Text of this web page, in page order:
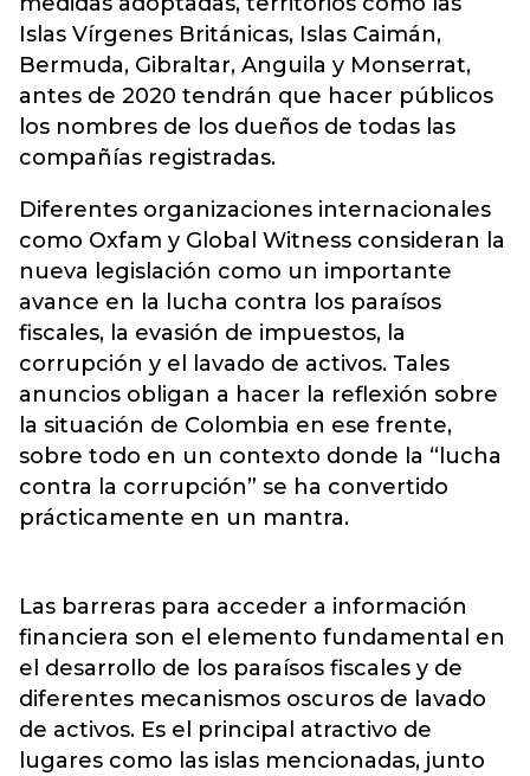
Islas Vírgenes Británicas, Islas Caimán,
Bermuda, Gibraltar, Anguila y Monserrat,
antes de 2020 tendrán que hacer públicos
los nombres de los dueños de todas las
compañías registradas.
Diferentes organizaciones internacionales
como Oxfam y Global Witness consideran la
nueva legislación como un importante
avance en la lucha contra los paraísos
fiscales, la evasión de impuestos, la
corrupción y el lavado de activos. Tales
anuncios obligan a hacer la reflexión sobre
la situación de Colombia en ese frente,
sobre todo en un contexto donde la “lucha
contra la corrupción” se ha convertido
prácticamente en un mantra.
Las barreras para acceder a información
financiera son el elemento fundamental en
el desarrollo de los paraísos fiscales y de
diferentes mecanismos oscuros de lavado
de activos. Es el principal atractivo de
lugares como las islas mencionadas, junto